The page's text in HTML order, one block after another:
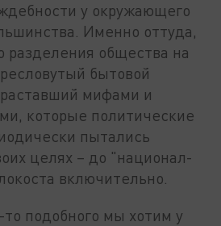
у окружающего
Именно оттуда,
разделения общества на
бытовой
мифами и
которые политические
пытались
целях – до "национал-
включительно.
подобного мы хотим у